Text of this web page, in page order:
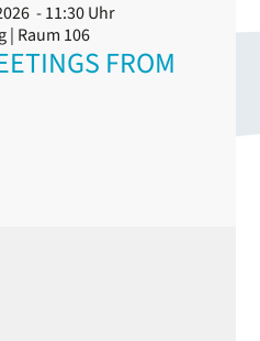
- 11:30 Uhr
| Raum 106
FROM